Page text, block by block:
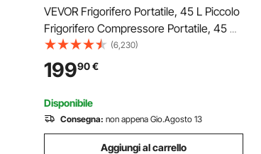
VEVOR Frigorifero Portatile, 45 L Piccolo
Frigorifero Compressore Portatile, 45 W
Frigorifero per Auto, 27 x 14 x 18 Pollici,
Congelatore Domestico, Frigorifero da
Viaggio Piccolo Congelatore per Auto
(6,230)
19990€
Disponibile
Consegna: non appena Gio.Agosto 13
Aggiungi al carrello